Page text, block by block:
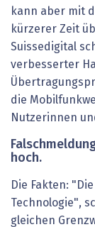
kann aber mit
kürzerer Zeit
Suissedigital
verbesserter
die
Nutzerinnen
hoch.
Die Fakten:
Technologie",
gleichen